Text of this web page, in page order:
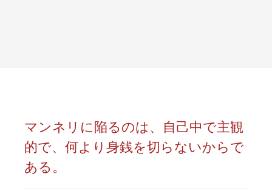
マンネリに陥るのは、自己中で主観
的で、何より身銭を切らないからで
ある。